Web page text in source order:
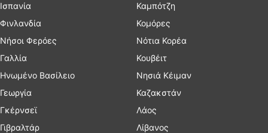
Ισπανία
Φινλανδία
Νήσοι Φερόες
Γαλλία
Ηνωμένο Βασίλειο
Γεωργία
Γκέρνσεϊ
Γιβραλτάρ
Καμπότζη
Κομόρες
Νότια Κορέα
Κουβέιτ
Νησιά Κέιμαν
Καζακστάν
Λάος
Λίβανος